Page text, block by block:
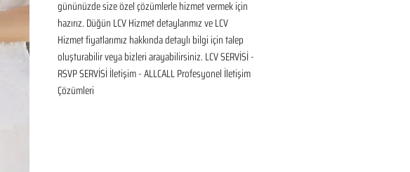
gününüzde size özel çözümlerle hizmet vermek için
hazırız. Düğün LCV Hizmet detaylarımız ve LCV
Hizmet fiyatlarımız hakkında detaylı bilgi için talep
oluşturabilir veya bizleri arayabilirsiniz. LCV SERVİSİ -
RSVP SERVİSİ İletişim - ALLCALL Profesyonel İletişim
Çözümleri